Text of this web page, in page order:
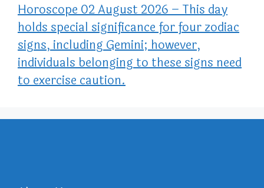
Horoscope 02 August 2026 – This day
holds special significance for four zodiac
signs, including Gemini; however,
individuals belonging to these signs need
to exercise caution.